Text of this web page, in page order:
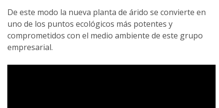
De este modo la nueva planta de árido se convierte en
uno de los puntos ecológicos más potentes y
comprometidos con el medio ambiente de este grupo
empresarial.